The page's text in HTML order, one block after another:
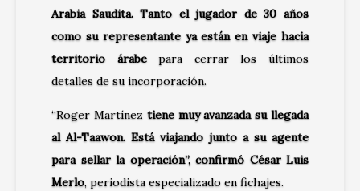
Arabia Saudita. Tanto el jugador de 30 años
como su representante ya están en viaje hacia
territorio árabepara cerrar los últimos
detalles de su incorporación.
“Roger Martínez tiene muy avanzada su llegada
al Al-Taawon. Está viajando junto a su agente
para sellar la operación”, confirmó César Luis
Merlo, periodista especializado en fichajes.